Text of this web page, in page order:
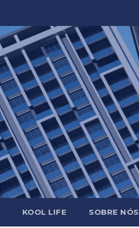
KOOL LIFE SOBRE NÓS